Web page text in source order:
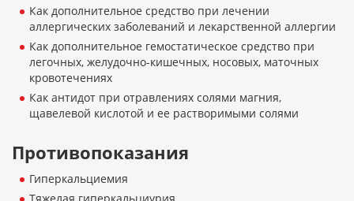
Как дополнительное средство при лечении
аллергических заболеваний и лекарственной аллергии
Как дополнительное гемостатическое средство при
легочных, желудочно-кишечных, носовых, маточных
кровотечениях
Как антидот при отравлениях солями магния,
щавелевой кислотой и ее растворимыми солями
Противопоказания
Гиперкальциемия